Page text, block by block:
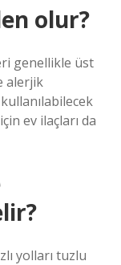
olur?
genellikle üst
alerjik
ev ilaçları da
yolları tuzlu